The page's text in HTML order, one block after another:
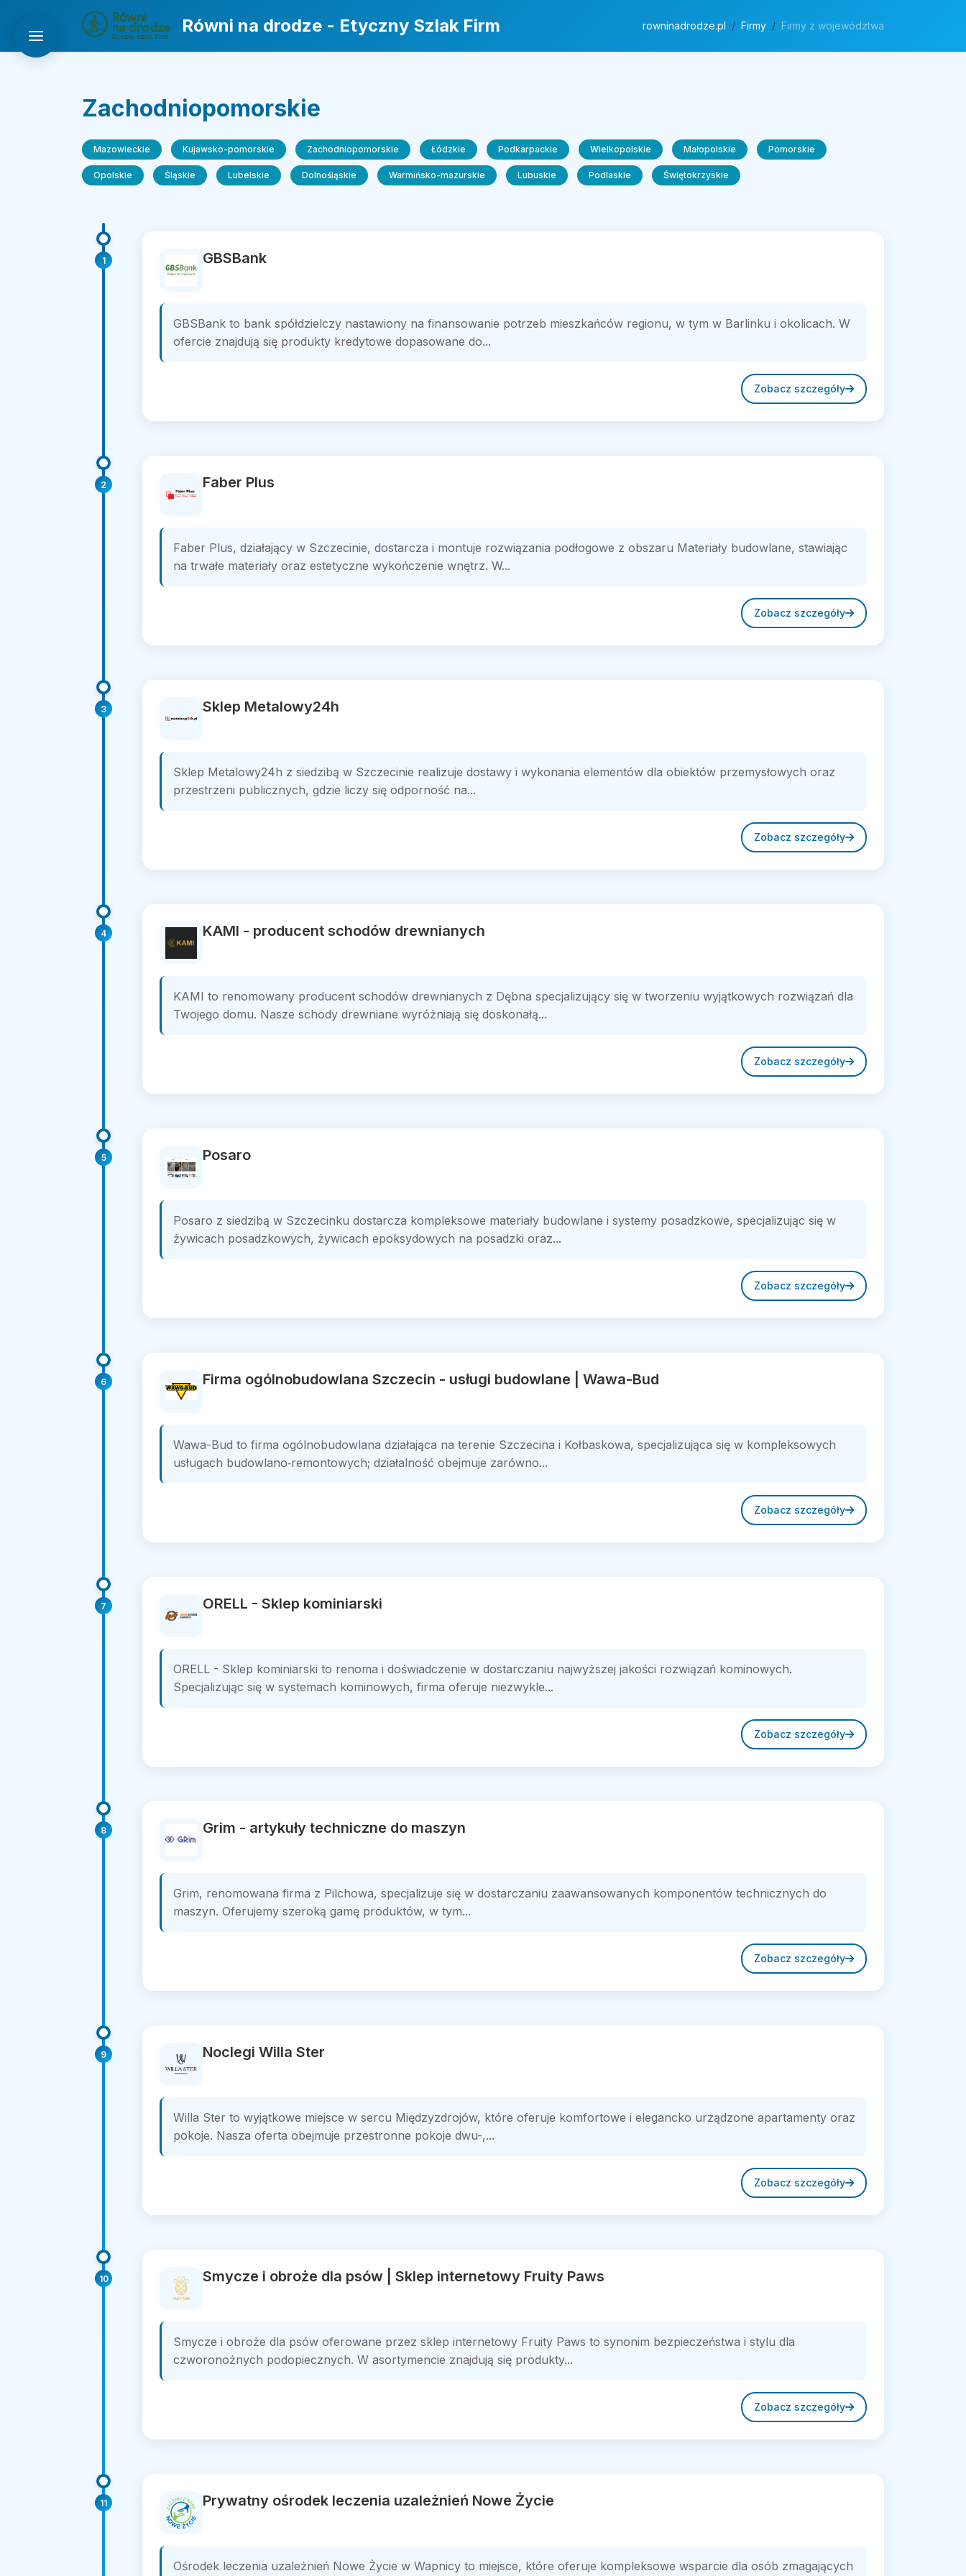
Równi na drodze - Etyczny Szlak Firm rowninadrodze.pl Firmy Firmy z województwa
Zachodniopomorskie
Mazowieckie Kujawsko-pomorskie Zachodniopomorskie Łódzkie Podkarpackie Wielkopolskie Małopolskie Pomorskie
Opolskie Śląskie Lubelskie Dolnośląskie Warmińsko-mazurskie Lubuskie Podlaskie Świętokrzyskie
1 GBSBank
GBSBank to bank spółdzielczy nastawiony na finansowanie potrzeb mieszkańców regionu, w tym w Barlinku i okolicach. W
ofercie znajdują się produkty kredytowe dopasowane do...
Zobacz szczegóły
2 Faber Plus
Faber Plus, działający w Szczecinie, dostarcza i montuje rozwiązania podłogowe z obszaru Materiały budowlane, stawiając
na trwałe materiały oraz estetyczne wykończenie wnętrz. W...
Zobacz szczegóły
3 Sklep Metalowy24h
Sklep Metalowy24h z siedzibą w Szczecinie realizuje dostawy i wykonania elementów dla obiektów przemysłowych oraz
przestrzeni publicznych, gdzie liczy się odporność na...
Zobacz szczegóły
4 KAMI - producent schodów drewnianych
KAMI to renomowany producent schodów drewnianych z Dębna specjalizujący się w tworzeniu wyjątkowych rozwiązań dla
Twojego domu. Nasze schody drewniane wyróżniają się doskonałą...
Zobacz szczegóły
5 Posaro
Posaro z siedzibą w Szczecinku dostarcza kompleksowe materiały budowlane i systemy posadzkowe, specjalizując się w
żywicach posadzkowych, żywicach epoksydowych na posadzki oraz...
Zobacz szczegóły
6 Firma ogólnobudowlana Szczecin - usługi budowlane | Wawa-Bud
Wawa-Bud to firma ogólnobudowlana działająca na terenie Szczecina i Kołbaskowa, specjalizująca się w kompleksowych
usługach budowlano‑remontowych; działalność obejmuje zarówno...
Zobacz szczegóły
7 ORELL - Sklep kominiarski
ORELL - Sklep kominiarski to renoma i doświadczenie w dostarczaniu najwyższej jakości rozwiązań kominowych.
Specjalizując się w systemach kominowych, firma oferuje niezwykle...
Zobacz szczegóły
8 Grim - artykuły techniczne do maszyn
Grim, renomowana firma z Pilchowa, specjalizuje się w dostarczaniu zaawansowanych komponentów technicznych do
maszyn. Oferujemy szeroką gamę produktów, w tym...
Zobacz szczegóły
9 Noclegi Willa Ster
Willa Ster to wyjątkowe miejsce w sercu Międzyzdrojów, które oferuje komfortowe i elegancko urządzone apartamenty oraz
pokoje. Nasza oferta obejmuje przestronne pokoje dwu-,...
Zobacz szczegóły
10 Smycze i obroże dla psów | Sklep internetowy Fruity Paws
Smycze i obroże dla psów oferowane przez sklep internetowy Fruity Paws to synonim bezpieczeństwa i stylu dla
czworonożnych podopiecznych. W asortymencie znajdują się produkty...
Zobacz szczegóły
11 Prywatny ośrodek leczenia uzależnień Nowe Życie
Ośrodek leczenia uzależnień Nowe Życie w Wapnicy to miejsce, które oferuje kompleksowe wsparcie dla osób zmagających